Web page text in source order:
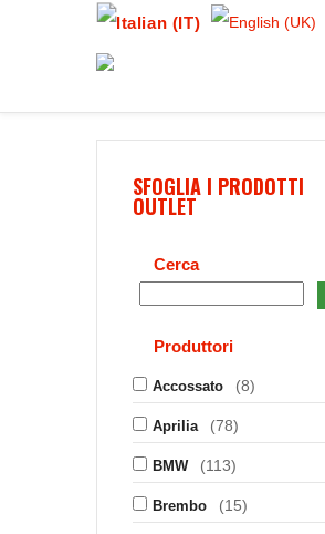
SFOGLIA I PRODOTTI
OUTLET
Cerca
Produttori
Accossato (8)
Aprilia (78)
BMW (113)
Brembo (15)